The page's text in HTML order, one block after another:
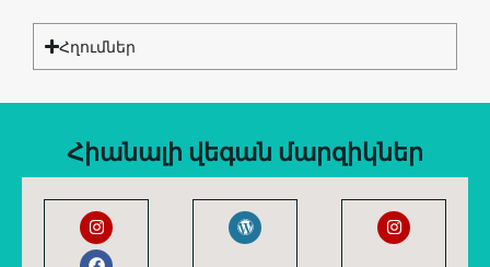
Հղումներ
Հիանալի վեգան մարզիկներ